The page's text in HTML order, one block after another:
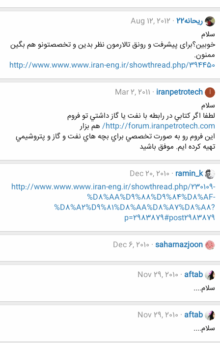
ریحانه22
Aug 12, 2012
سلام
خوبین؟برای پیشرفت و رونق تالارمون نظر بدین و تخصصتونو هم بگین
ممنون.
http://www.www.www.iran-eng.ir/showthread.php/394450
I
iranpetrotech
Mar 2, 2011
سلام
لطفا اگر كتابي در رابطه با نفت يا گاز داشتي تو فروم
http://forum.iranpetrotech.com/ هم بزار
اين فروم رو به صورت تخصصي براي بچه هاي نفت و گاز و پتروشيمي
تهيه كرده ايم. موفق باشيد
ramin_k
Dec 20, 2010
http://www.www.www.iran-eng.ir/showthread.php/230109-
%D8%AA%D9%88%D9%84%D8%AF-
%D8%A2%D9%81%D8%AA%D8%A7%D8%A8?
p=2983879#post2983879
saharnazjoon
Dec 6, 2010
aftab
Nov 29, 2010
سلام....
aftab
Nov 29, 2010
سلام....